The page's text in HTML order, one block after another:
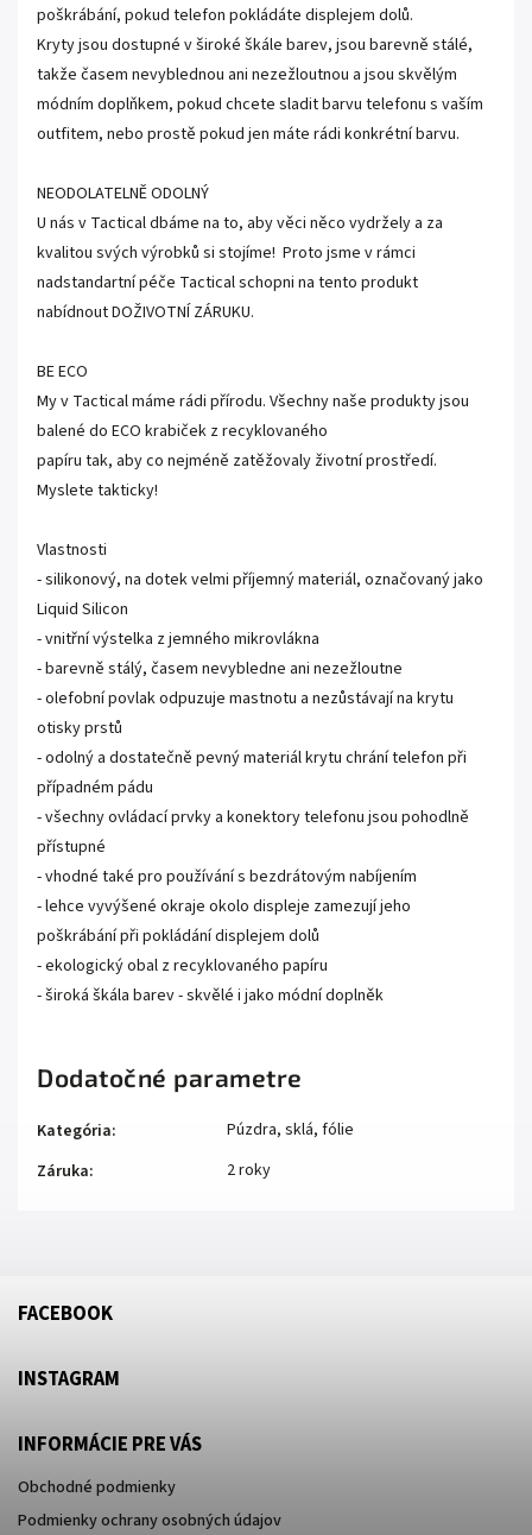
poškrábání, pokud telefon pokládáte displejem dolů.
Kryty jsou dostupné v široké škále barev, jsou barevně stálé,
takže časem nevyblednou ani nezežloutnou a jsou skvělým
módním doplňkem, pokud chcete sladit barvu telefonu s vaším
outfitem, nebo prostě pokud jen máte rádi konkrétní barvu.
NEODOLATELNĚ ODOLNÝ
U nás v Tactical dbáme na to, aby věci něco vydržely a za
kvalitou svých výrobků si stojíme! Proto jsme v rámci
nadstandartní péče Tactical schopni na tento produkt
nabídnout DOŽIVOTNÍ ZÁRUKU.
BE ECO
My v Tactical máme rádi přírodu. Všechny naše produkty jsou
balené do ECO krabiček z recyklovaného
papíru tak, aby co nejméně zatěžovaly životní prostředí.
Myslete takticky!
Vlastnosti
- silikonový, na dotek velmi příjemný materiál, označovaný jako
Liquid Silicon
- vnitřní výstelka z jemného mikrovlákna
- barevně stálý, časem nevybledne ani nezežloutne
- olefobní povlak odpuzuje mastnotu a nezůstávají na krytu
otisky prstů
- odolný a dostatečně pevný materiál krytu chrání telefon při
případném pádu
- všechny ovládací prvky a konektory telefonu jsou pohodlně
přístupné
- vhodné také pro používání s bezdrátovým nabíjením
- lehce vyvýšené okraje okolo displeje zamezují jeho
poškrábání při pokládání displejem dolů
- ekologický obal z recyklovaného papíru
- široká škála barev - skvělé i jako módní doplněk
Dodatočné parametre
Kategória:
Púzdra, sklá, fólie
Záruka: 2 roky
FACEBOOK
INSTAGRAM
INFORMÁCIE PRE VÁS
Obchodné podmienky
Podmienky ochrany osobných údajov